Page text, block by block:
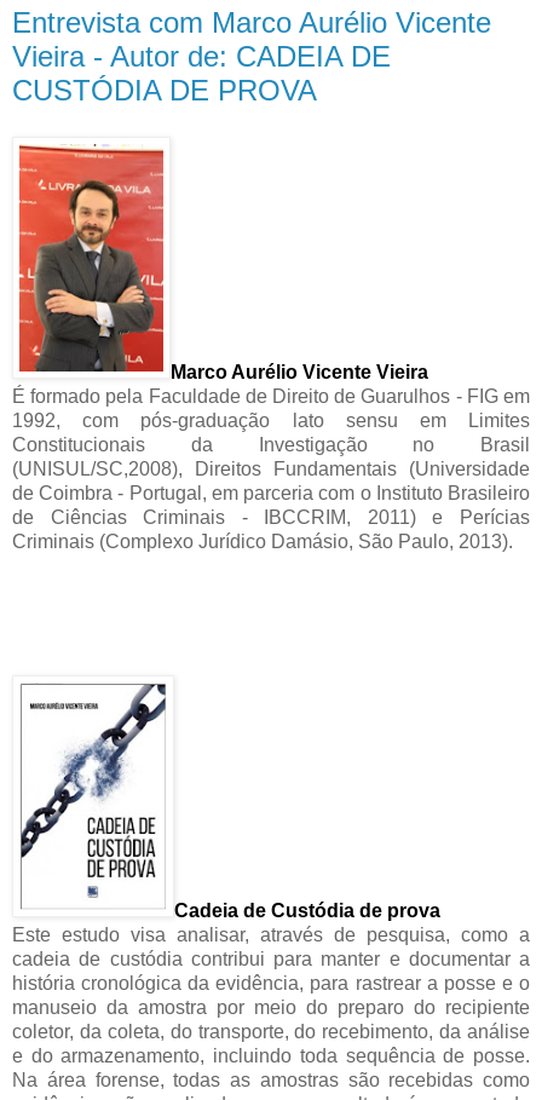
Entrevista com Marco Aurélio Vicente
Vieira - Autor de: CADEIA DE
CUSTÓDIA DE PROVA
Marco Aurélio Vicente Vieira
É formado pela Faculdade de Direito de Guarulhos - FIG em
1992, com pós-graduação lato sensu em Limites
Constitucionais da Investigação no Brasil
(UNISUL/SC,2008), Direitos Fundamentais (Universidade
de Coimbra - Portugal, em parceria com o Instituto Brasileiro
de Ciências Criminais - IBCCRIM, 2011) e Perícias
Criminais (Complexo Jurídico Damásio, São Paulo, 2013).
Cadeia de Custódia de prova
Este estudo visa analisar, através de pesquisa, como a
cadeia de custódia contribui para manter e documentar a
história cronológica da evidência, para rastrear a posse e o
manuseio da amostra por meio do preparo do recipiente
coletor, da coleta, do transporte, do recebimento, da análise
e do armazenamento, incluindo toda sequência de posse.
Na área forense, todas as amostras são recebidas como